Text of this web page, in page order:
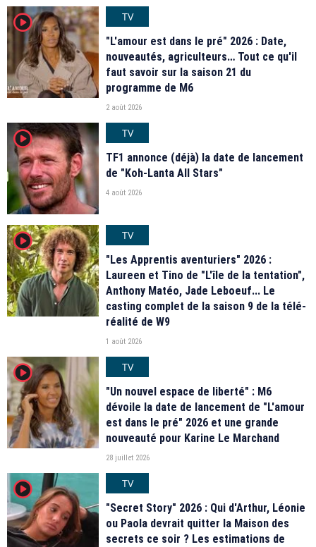
player2
TV
"L'amour est dans le pré" 2026 : Date,
nouveautés, agriculteurs… Tout ce qu'il
faut savoir sur la saison 21 du
programme de M6
2 août 2026
player2
TV
TF1 annonce (déjà) la date de lancement
de "Koh-Lanta All Stars"
4 août 2026
player2
TV
"Les Apprentis aventuriers" 2026 :
Laureen et Tino de "L'île de la tentation",
Anthony Matéo, Jade Leboeuf... Le
casting complet de la saison 9 de la télé-
réalité de W9
1 août 2026
player2
TV
"Un nouvel espace de liberté" : M6
dévoile la date de lancement de "L'amour
est dans le pré" 2026 et une grande
nouveauté pour Karine Le Marchand
28 juillet 2026
player2
TV
"Secret Story" 2026 : Qui d'Arthur, Léonie
ou Paola devrait quitter la Maison des
secrets ce soir ? Les estimations de